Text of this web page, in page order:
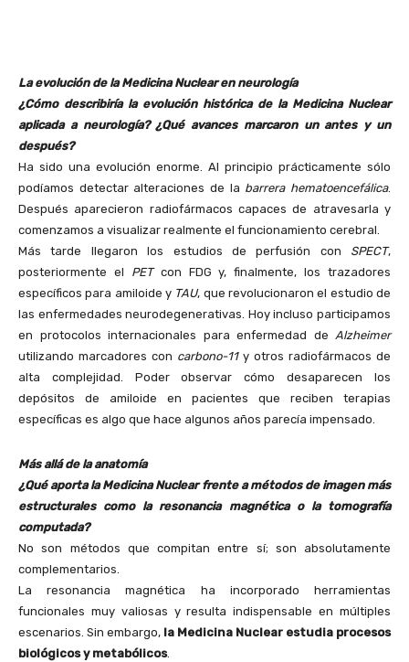
La evolución de la Medicina Nuclear en neurología
¿Cómo describiría la evolución histórica de la Medicina Nuclear
aplicada a neurología? ¿Qué avances marcaron un antes y un
después?
Ha sido una evolución enorme. Al principio prácticamente sólo
podíamos detectar alteraciones de la barrera hematoencefálica.
Después aparecieron radiofármacos capaces de atravesarla y
comenzamos a visualizar realmente el funcionamiento cerebral.
Más tarde llegaron los estudios de perfusión con SPECT,
posteriormente el PET con FDG y, finalmente, los trazadores
específicos para amiloide y TAU, que revolucionaron el estudio de
las enfermedades neurodegenerativas. Hoy incluso participamos
en protocolos internacionales para enfermedad de Alzheimer
utilizando marcadores con carbono-11y otros radiofármacos de
alta complejidad. Poder observar cómo desaparecen los
depósitos de amiloide en pacientes que reciben terapias
específicas es algo que hace algunos años parecía impensado.
Más allá de la anatomía
¿Qué aporta la Medicina Nuclear frente a métodos de imagen más
estructurales como la resonancia magnética o la tomografía
computada?
No son métodos que compitan entre sí; son absolutamente
complementarios.
La resonancia magnética ha incorporado herramientas
funcionales muy valiosas y resulta indispensable en múltiples
escenarios. Sin embargo, la Medicina Nuclear estudia procesos
biológicos y metabólicos.